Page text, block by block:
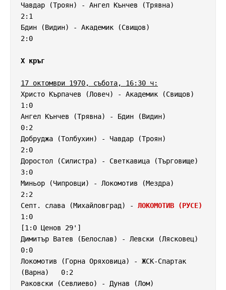
Чавдар (Троян) - Ангел Кънчев (Трявна)
2:1
Бдин (Видин) - Академик (Свищов)
2:0
X кръг
17 октомври 1970, събота, 16:30 ч:
Христо Кърпачев (Ловеч) - Академик (Свищов)
1:0
Ангел Кънчев (Трявна) - Бдин (Видин)
0:2
Добруджа (Толбухин) - Чавдар (Троян)
2:0
Доростол (Силистра) - Светкавица (Търговище)
3:0
Миньор (Чипровци) - Локомотив (Мездра)
2:2
Септ. слава (Михайловград) - ЛОКОМОТИВ (РУСЕ)
1:0
[1:0 Ценов 29']
Димитър Ватев (Белослав) - Левски (Лясковец)
0:0
Локомотив (Горна Оряховица) - ЖСК-Спартак
(Варна)   0:2
Раковски (Севлиево) - Дунав (Лом)